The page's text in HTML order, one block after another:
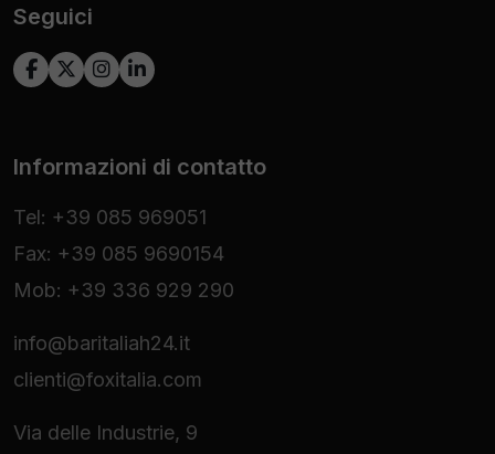
Seguici
Informazioni di contatto
Tel: +39 085 969051
Fax: +39 085 9690154
Mob: +39 336 929 290
info@baritaliah24.it
clienti@foxitalia.com
Via delle Industrie, 9